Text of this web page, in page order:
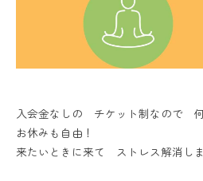
入会金なしの チケット制なので
お休みも自由！
来たいときに来て ストレス解消し